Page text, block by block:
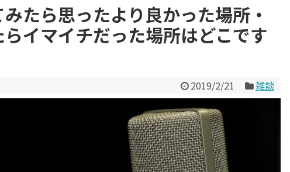
みたら思ったより良かった場所・
イマイチだった場所はどこです
2019/2/21 雑談